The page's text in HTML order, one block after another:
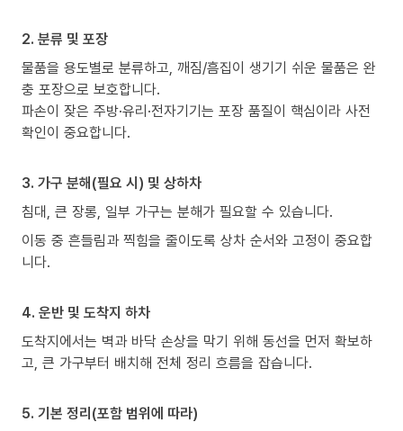
2. 분류 및 포장
물품을 용도별로 분류하고, 깨짐/흠집이 생기기 쉬운 물품은 완
충 포장으로 보호합니다.
파손이 잦은 주방·유리·전자기기는 포장 품질이 핵심이라 사전
확인이 중요합니다.
3. 가구 분해(필요 시) 및 상하차
침대, 큰 장롱, 일부 가구는 분해가 필요할 수 있습니다.
이동 중 흔들림과 찍힘을 줄이도록 상차 순서와 고정이 중요합
니다.
4. 운반 및 도착지 하차
도착지에서는 벽과 바닥 손상을 막기 위해 동선을 먼저 확보하
고, 큰 가구부터 배치해 전체 정리 흐름을 잡습니다.
5. 기본 정리(포함 범위에 따라)